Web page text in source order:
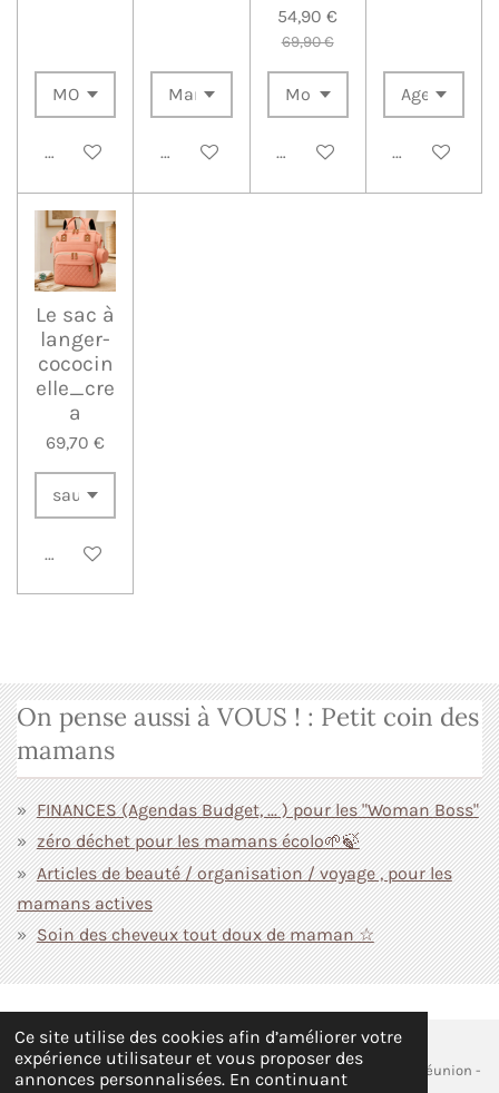
Ce site utilise des cookies afin d’améliorer votre
expérience utilisateur et vous proposer des
annonces personnalisées. En continuant
Ajouter au panierAjouter au panier
54,90 €
69,90 €
Voir les détailsVoir les
Le sac à
langer-
cococin
elle_cre
a
69,70 €
Ajouter au panier
On pense aussi à VOUS ! : Petit coin des
mamans
FINANCES (Agendas Budget, ... ) pour les "Woman Boss"
zéro déchet pour les mamans écolo🌱🍃
Articles de beauté / organisation / voyage , pour les
mamans actives
Soin des cheveux tout doux de maman ☆
© 2026 EI cococinelle_crea - Siège social : Sainte- Marie, La Réunion -